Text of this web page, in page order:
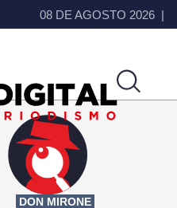
08 DE AGOSTO 2026
DON MIRONE